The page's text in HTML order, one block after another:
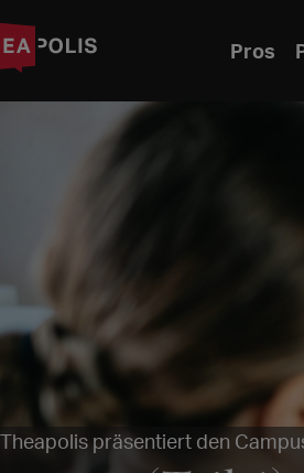
Pros
Theapolis präsentiert den